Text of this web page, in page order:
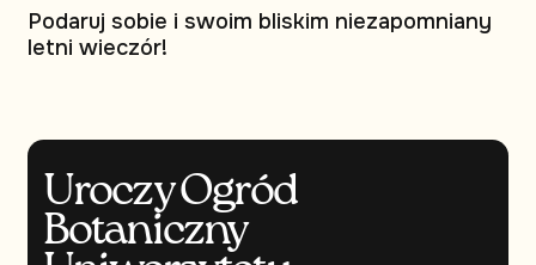
Podaruj sobie i swoim bliskim niezapomniany
letni wieczór!
Uroczy Ogród
Botaniczny